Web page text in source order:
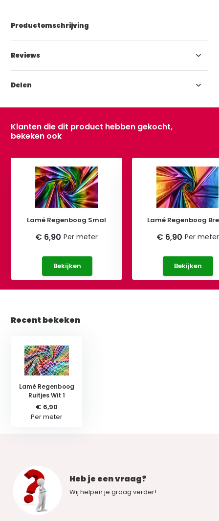
Productomschrijving
Reviews
Delen
Klanten die dit product hebben gekocht,
bekeken ook
Lamé Regenboog Smal
€ 6,90 Per meter
Bekijken
Lamé Regenboog
€ 6,90 Per meter
Bekijken
Recent bekeken
Lamé Regenboog
Ruitjes Wit 1
€ 6,90
Per meter
Heb je een vraag?
Wij helpen je graag verder!